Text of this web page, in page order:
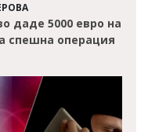
даде 5000 евро на
спешна операция